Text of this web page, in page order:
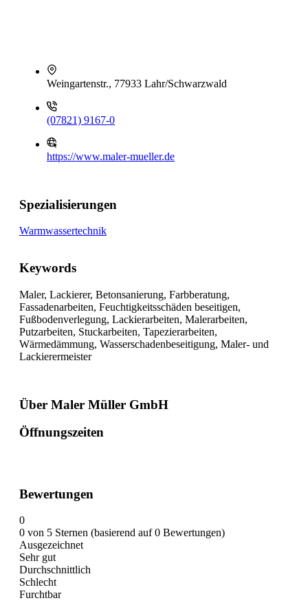
Weingartenstr., 77933 Lahr/Schwarzwald
(07821) 9167-0
https://www.maler-mueller.de
Spezialisierungen
Warmwassertechnik
Keywords
Maler, Lackierer, Betonsanierung, Farbberatung,
Fassadenarbeiten, Feuchtigkeitsschäden beseitigen,
Fußbodenverlegung, Lackierarbeiten, Malerarbeiten,
Putzarbeiten, Stuckarbeiten, Tapezierarbeiten,
Wärmedämmung, Wasserschadenbeseitigung, Maler- und
Lackierermeister
Über Maler Müller GmbH
Öffnungszeiten
Bewertungen
0
0 von 5 Sternen (basierend auf 0 Bewertungen)
Ausgezeichnet
Sehr gut
Durchschnittlich
Schlecht
Furchtbar